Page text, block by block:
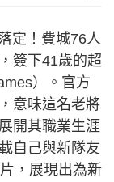
定！費城76人
簽下41歲的超
）。官方
意味這名老將
開其職業生涯
自己與新隊友
，展現出為新